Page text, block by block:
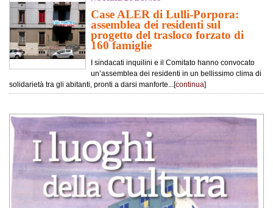
Case ALER di Lulli-Porpora:
assemblea dei residenti sul
progetto del trasloco forzato di
160 famiglie
I sindacati inquilini e il Comitato hanno convocato
un’assemblea dei residenti in un bellissimo clima di
solidarietà tra gli abitanti, pronti a darsi manforte...[continua]